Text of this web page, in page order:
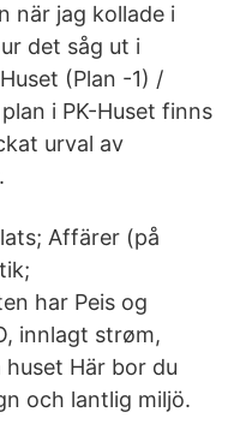
när jag kollade i
det såg ut i
(Plan -1) /
i PK-Huset finns
urval av
Affärer (på
har Peis og
innlagt strøm,
Här bor du
och lantlig miljö.